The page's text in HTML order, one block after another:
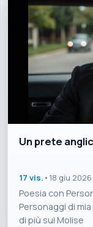
Un prete
17 vis. • 18 giu 2026
Poesia con
Personaggi di
di più sul Molise